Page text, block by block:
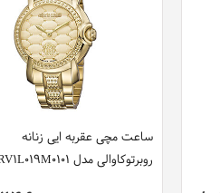
ساعت مچی عقربه ایی زنانه
روبرتوکاوالی مدل RV1L019M0101